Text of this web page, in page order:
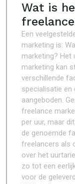
Wat is
Een
marketing is:
marketing? Het
marketing kan
verschillende
specialisatie en
aangeboden.
freelance
per uur, maar
de genoemde
freelancers als
over het
zo tot een
voor de